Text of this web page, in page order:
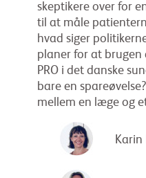
skeptikere over for
til at måle
hvad siger
planer for at brugen
PRO i det danske
bare en
mellem en læge og
Karin